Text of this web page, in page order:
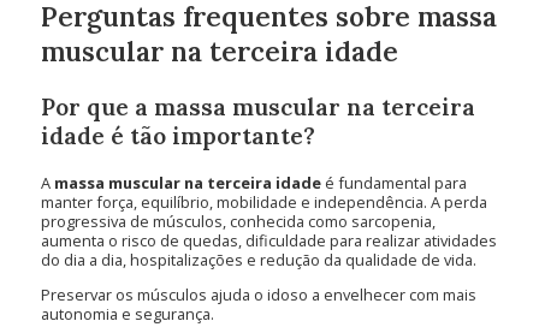
Perguntas frequentes sobre massa
muscular na terceira idade
Por que a massa muscular na terceira
idade é tão importante?
A massa muscular na terceira idade é fundamental para
manter força, equilíbrio, mobilidade e independência. A perda
progressiva de músculos, conhecida como sarcopenia,
aumenta o risco de quedas, dificuldade para realizar atividades
do dia a dia, hospitalizações e redução da qualidade de vida.
Preservar os músculos ajuda o idoso a envelhecer com mais
autonomia e segurança.